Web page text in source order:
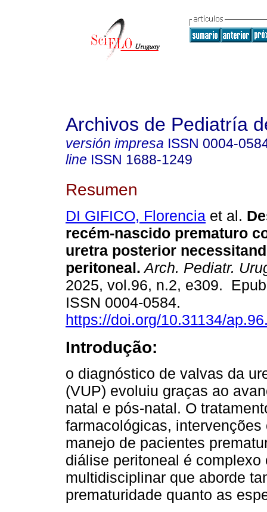
Archivos de Pediatría
versión impresa ISSN 0004-
line ISSN 1688-1249
Resumen
DI GIFICO, Florencia et al.
recém-nascido prematuro
uretra posterior
peritoneal. Arch. Pediatr.
2025, vol.96, n.2, e309.
ISSN 0004-0584.
https://doi.org/10.31134/
Introdução:
o diagnóstico de valvas da
(VUP) evoluiu graças ao
natal e pós-natal. O
farmacológicas,
manejo de pacientes
diálise peritoneal é
multidisciplinar que aborde
prematuridade quanto as